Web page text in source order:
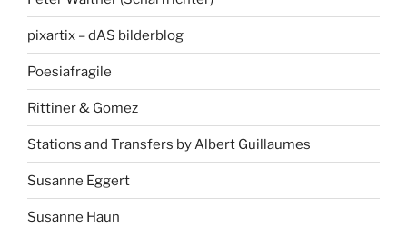
pixartix – dAS bilderblog
Poesiafragile
Rittiner & Gomez
Stations and Transfers by Albert Guillaumes
Susanne Eggert
Susanne Haun